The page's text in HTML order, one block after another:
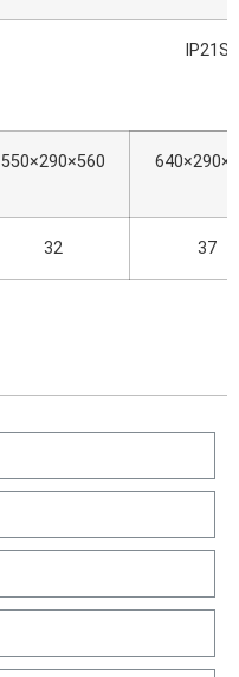
IP21S
550×290×560
32 37